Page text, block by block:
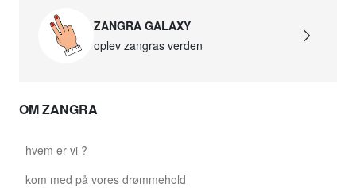
ZANGRA GALAXY
oplev zangras verden
OM ZANGRA
hvem er vi ?
kom med på vores drømmehold